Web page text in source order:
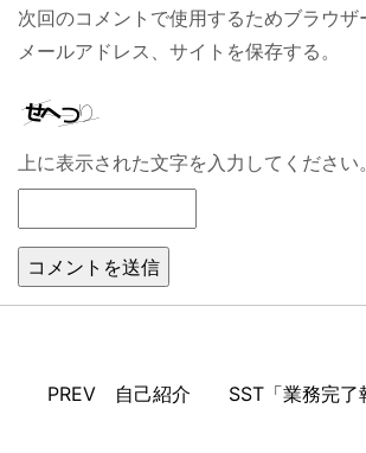
次回のコメントで使用するためブラウザ
メールアドレス、サイトを保存する。
上に表示された文字を入力してください。
PREV 自己紹介 SST「業務完